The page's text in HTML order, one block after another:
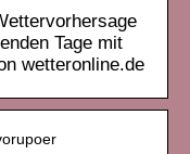
Tage mit
wetteronline.de